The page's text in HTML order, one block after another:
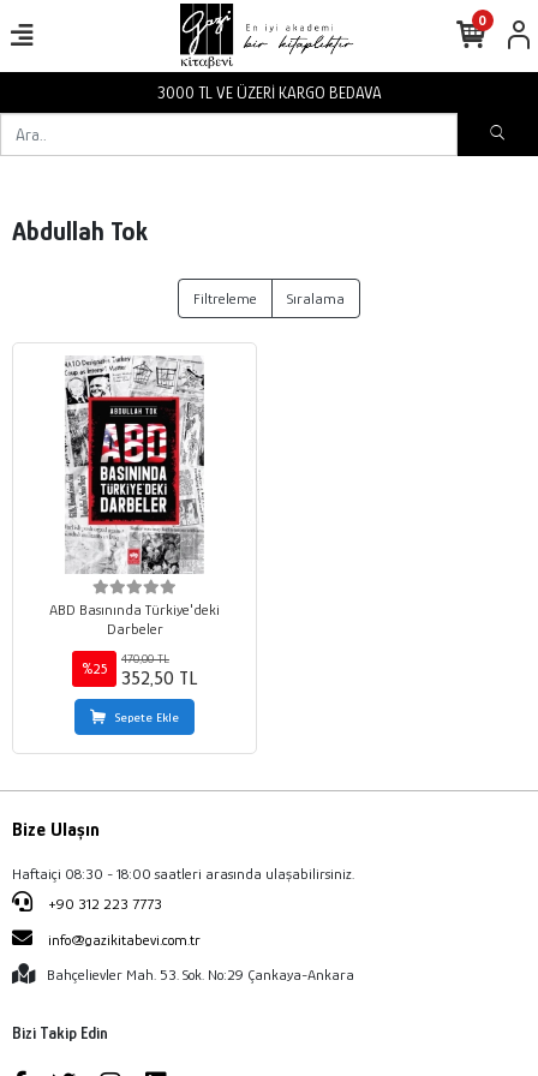
3000 TL VE ÜZERİ KARGO BEDAVA
0
Abdullah Tok
Filtreleme Sıralama
ABD Basınında Türkiye'deki
Darbeler
%25
470,00 TL
352,50 TL
Sepete Ekle
Bize Ulaşın
Haftaiçi 08:30 - 18:00 saatleri arasında ulaşabilirsiniz.
+90 312 223 7773
info@gazikitabevi.com.tr
Bahçelievler Mah. 53. Sok. No:29 Çankaya-Ankara
Bizi Takip Edin